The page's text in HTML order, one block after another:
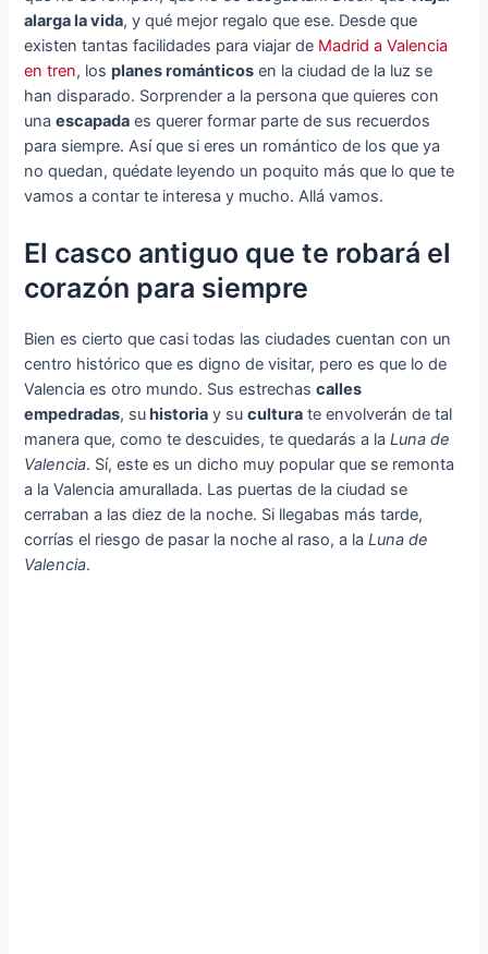
alarga la vida, y qué mejor regalo que ese. Desde que
existen tantas facilidades para viajar de Madrid a Valencia
en tren, losplanes románticos en la ciudad de la luz se
han disparado. Sorprender a la persona que quieres con
unaescapada es querer formar parte de sus recuerdos
para siempre. Así que si eres un romántico de los que ya
no quedan, quédate leyendo un poquito más que lo que te
vamos a contar te interesa y mucho. Allá vamos.
El casco antiguo que te robará el
corazón para siempre
Bien es cierto que casi todas las ciudades cuentan con un
centro histórico que es digno de visitar, pero es que lo de
Valencia es otro mundo. Sus estrechascalles
empedradas, suhistoria y sucultura te envolverán de tal
manera que, como te descuides, te quedarás a la Luna de
Valencia. Sí, este es un dicho muy popular que se remonta
a la Valencia amurallada. Las puertas de la ciudad se
cerraban a las diez de la noche. Si llegabas más tarde,
corrías el riesgo de pasar la noche al raso, a laLuna de
Valencia.